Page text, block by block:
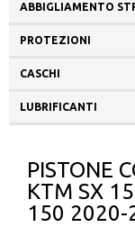
ABBIGLIAMENTO
PROTEZIONI
CASCHI
LUBRIFICANTI
PISTONE
KTM SX
150 2020-